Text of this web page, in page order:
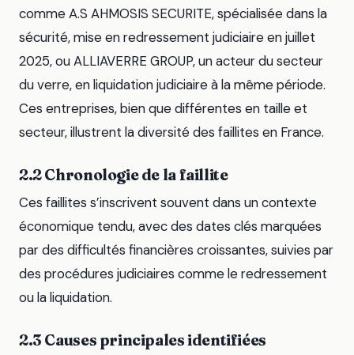
comme A.S AHMOSIS SECURITE, spécialisée dans la
sécurité, mise en redressement judiciaire en juillet
2025, ou ALLIAVERRE GROUP, un acteur du secteur
du verre, en liquidation judiciaire à la même période.
Ces entreprises, bien que différentes en taille et
secteur, illustrent la diversité des faillites en France.
2.2 Chronologie de la faillite
Ces faillites s’inscrivent souvent dans un contexte
économique tendu, avec des dates clés marquées
par des difficultés financières croissantes, suivies par
des procédures judiciaires comme le redressement
ou la liquidation.
2.3 Causes principales identifiées